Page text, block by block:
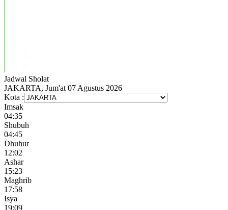
Jadwal Sholat
JAKARTA, Jum'at 07 Agustus 2026
Kota :
Imsak
04:35
Shubuh
04:45
Dhuhur
12:02
Ashar
15:23
Maghrib
17:58
Isya
19:09